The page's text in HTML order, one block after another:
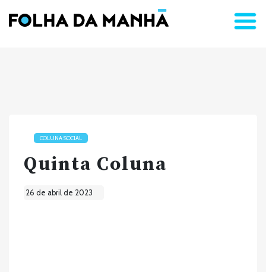
COLUNA SOCIAL
Quinta Coluna
26 de abril de 2023